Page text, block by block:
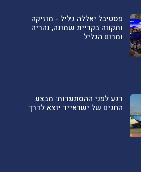
פסטיבל יאללה גליל - מוזיקה
ותקווה בקריית שמונה, נהריה
ומרום הגליל
רגע לפני ההסתערות: מבצע
החגים של ישראייר יוצא לדרך